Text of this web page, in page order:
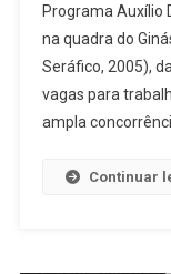
Programa Auxílio
na quadra do
Seráfico, 2005),
vagas para
ampla
Continuar